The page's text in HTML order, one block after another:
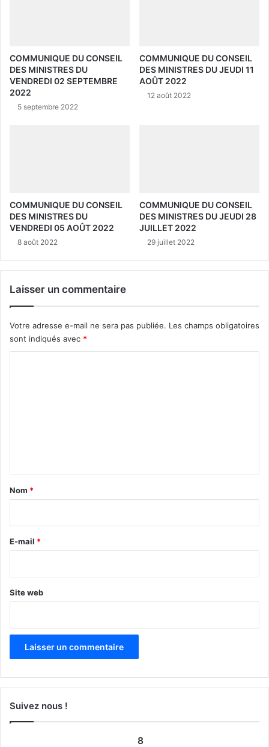
COMMUNIQUE DU CONSEIL
DES MINISTRES DU
VENDREDI 02 SEPTEMBRE
2022
5 septembre 2022
COMMUNIQUE DU CONSEIL
DES MINISTRES DU JEUDI 11
AOÛT 2022
12 août 2022
COMMUNIQUE DU CONSEIL
DES MINISTRES DU
VENDREDI 05 AOÛT 2022
8 août 2022
COMMUNIQUE DU CONSEIL
DES MINISTRES DU JEUDI 28
JUILLET 2022
29 juillet 2022
Laisser un commentaire
Votre adresse e-mail ne sera pas publiée. Les champs obligatoires
sont indiqués avec *
a
e
Nom *
E-mail *
Site web
Suivez nous !
8